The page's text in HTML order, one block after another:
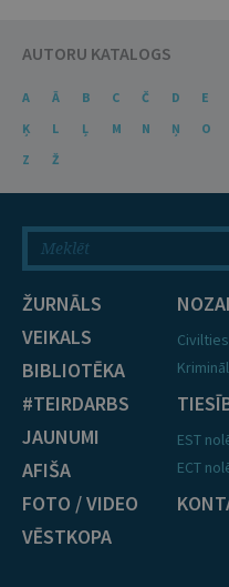
AUTORU KATALOGS
A Ā B C Č D E
Ķ
L Ļ M N Ņ O
Z
Ž
ŽURNĀLS
VEIKALS
BIBLIOTĒKA
#TEIRDARBS
JAUNUMI
AFIŠA
FOTO / VIDEO
VĒSTKOPA
EST
ECT